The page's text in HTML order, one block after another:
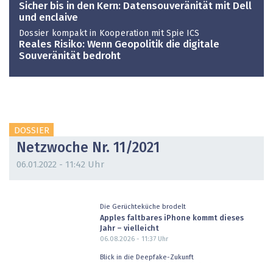
Sicher bis in den Kern: Datensouveränität mit Dell
und enclaive
Dossier kompakt in Kooperation mit Spie ICS
Reales Risiko: Wenn Geopolitik die ­digitale
Souveränität bedroht
DOSSIER
Netzwoche Nr. 11/2021
06.01.2022 - 11:42 Uhr
Die Gerüchteküche brodelt
Apples faltbares iPhone kommt dieses
Jahr – vielleicht
06.08.2026 - 11:37Uhr
Blick in die Deepfake-Zukunft